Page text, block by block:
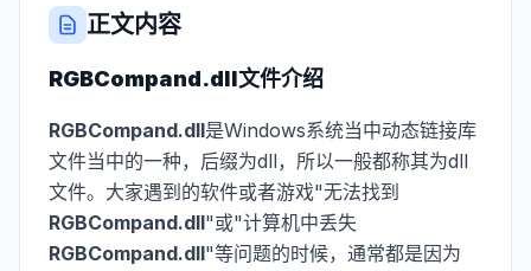
正文内容
RGBCompand.dll文件介绍
RGBCompand.dll是Windows系统当中动态链接库
文件当中的一种，后缀为dll，所以一般都称其为dll
文件。大家遇到的软件或者游戏"无法找到
RGBCompand.dll"或"计算机中丢失
RGBCompand.dll"等问题的时候，通常都是因为